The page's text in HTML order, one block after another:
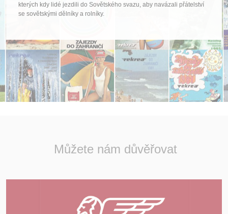
kterých kdy lidé jezdili do Sovětského svazu, aby navázali přátelství
se sovětskými dělníky a rolníky.
Můžete nám důvěřovat